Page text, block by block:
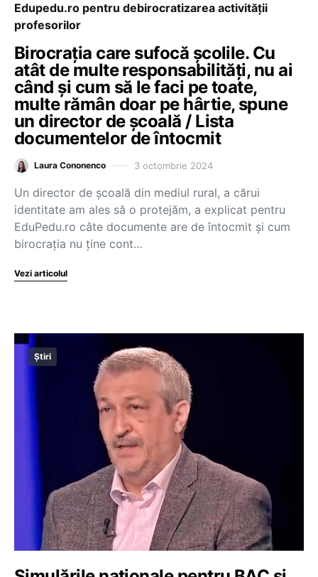
Edupedu.ro pentru debirocratizarea activității
profesorilor
Birocrația care sufocă școlile. Cu
atât de multe responsabilități, nu ai
când și cum să le faci pe toate,
multe rămân doar pe hârtie, spune
un director de școală / Lista
documentelor de întocmit
Laura Cononenco 3 octombrie 2024
Un director de școală din mediul rural, a cărui
identitate am ales să o protejăm, a explicat pentru
EduPedu.ro câte documente are de întocmit și cum
birocrația nu ține cont…
Vezi articolul
Știri